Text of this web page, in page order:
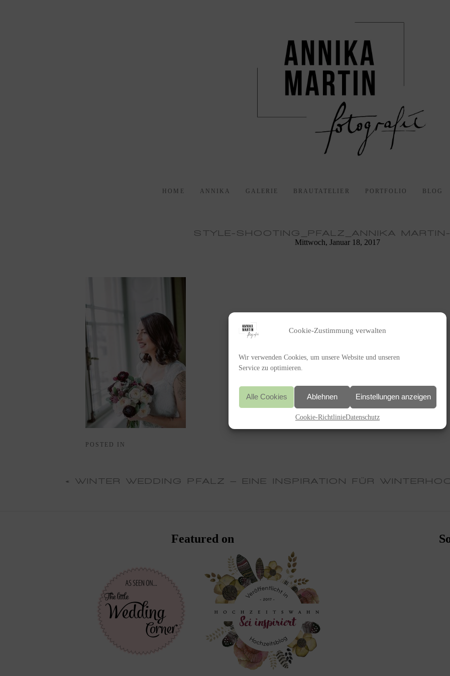
Cookie-Zustimmung verwalten
Wir verwenden Cookies, um unsere Website und unseren
Service zu optimieren.
Alle Cookies Ablehnen Einstellungen anzeigen
Cookie-RichtlinieDatenschutz
HOME ANNIKA GALERIE BRAUTATELIER PORTFOLIO BLOG
STYLE-SHOOTING_PFALZ_ANNIKA
Mittwoch, Januar 18, 2017
POSTED IN
« WINTER WEDDING PFALZ – EINE INSPIRATION FÜR
Featured on